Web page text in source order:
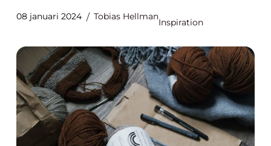
08 januari 2024 Tobias Hellman
Inspiration